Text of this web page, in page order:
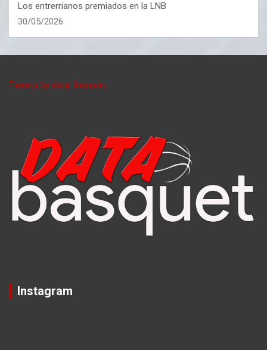
Los entrerrianos premiados en la LNB
30/05/2026
Tweets by data_basquet
Instagram